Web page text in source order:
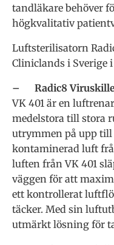
tandläkare behöver
högkvalitativ
Luftsterilisatorn
Cliniclands i Sverige
– Radic8
VK 401 är en
medelstora till stora
utrymmen på upp
kontaminerad luft
luften från VK 401
väggen för att
ett kontrollerat
täcker. Med sin
utmärkt lösning för